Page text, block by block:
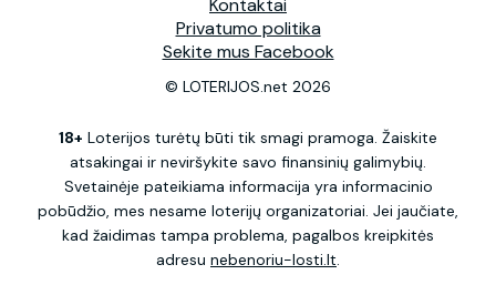
Privatumo politika
Sekite mus Facebook
© LOTERIJOS.net 2026
18+ Loterijos turėtų būti tik smagi pramoga. Žaiskite
atsakingai ir neviršykite savo finansinių galimybių.
Svetainėje pateikiama informacija yra informacinio
pobūdžio, mes nesame loterijų organizatoriai. Jei jaučiate,
kad žaidimas tampa problema, pagalbos kreipkitės
adresu nebenoriu-losti.lt